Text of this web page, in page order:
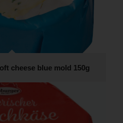
cheese blue mold 150g